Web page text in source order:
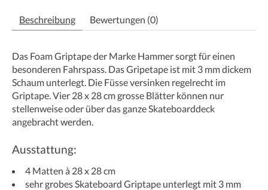
Beschreibung Bewertungen (0)
Das Foam Griptape der Marke Hammer sorgt für einen
besonderen Fahrspass. Das Gripetape ist mit 3 mm dickem
Schaum unterlegt. Die Füsse versinken regelrecht im
Griptape. Vier 28 x 28 cm grosse Blätter können nur
stellenweise oder über das ganze Skateboarddeck
angebracht werden.
Ausstattung:
4 Matten à 28 x 28 cm
sehr grobes Skateboard Griptape unterlegt mit 3 mm